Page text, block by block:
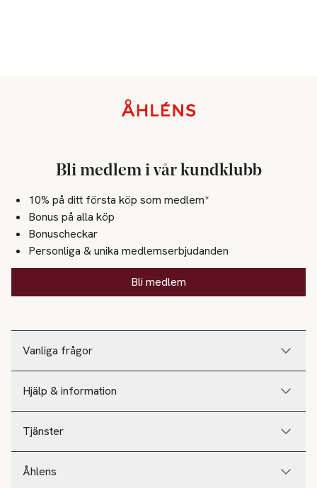
Vanliga frågor
Hjälp & information
Tjänster
Åhlens
Bli medlem i vår kundklubb
10% på ditt första köp som medlem*
Bonus på alla köp
Bonuscheckar
Personliga & unika medlemserbjudanden
Bli medlem